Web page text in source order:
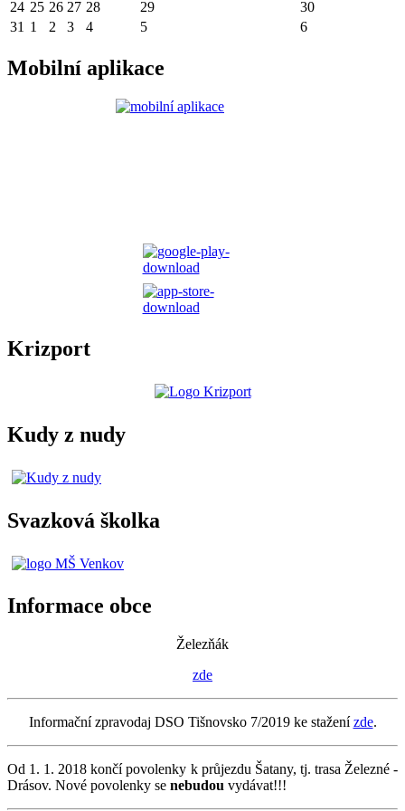
24 25 26 27 28 29
30
31 1 2 3 4 5 6
Mobilní aplikace
Krizport
Kudy z nudy
Svazková školka
Informace obce
Železňák
zde
Informační zpravodaj DSO Tišnovsko 7/2019 ke staženízde.
Od 1. 1. 2018 končí povolenky k průjezdu Šatany, tj. trasa Železné -
Drásov. Nové povolenky se nebudou vydávat!!!